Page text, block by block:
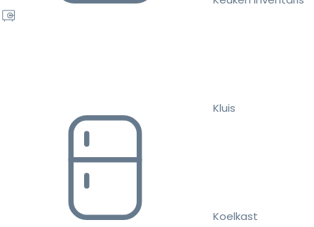
Kluis
Koelkast